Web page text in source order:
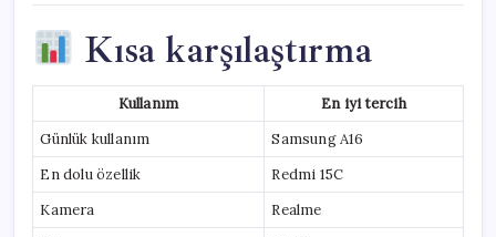
Kısa karşılaştırma
Kullanım
En iyi tercih
Günlük kullanım
Samsung A16
En dolu özellik
Redmi 15C
Kamera
Realme